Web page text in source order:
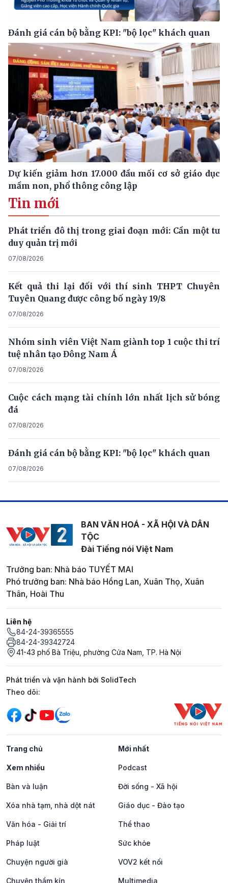
Đánh giá cán bộ bằng KPI: "bộ lọc" khách quan
Dự kiến giảm hơn 17.000 đầu mối cơ sở giáo dục
mầm non, phổ thông công lập
Tin mới
Phát triển đô thị trong giai đoạn mới: Cần một tư
duy quản trị mới
07/08/2026
Kết quả thi lại đối với thí sinh THPT Chuyên
Tuyên Quang được công bố ngày 19/8
07/08/2026
Nhóm sinh viên Việt Nam giành top 1 cuộc thi trí
tuệ nhân tạo Đông Nam Á
07/08/2026
Cuộc cách mạng tài chính lớn nhất lịch sử bóng
đá
07/08/2026
Đánh giá cán bộ bằng KPI: "bộ lọc" khách quan
07/08/2026
BAN VĂN HOÁ - XÃ HỘI VÀ DÂN
TỘC
Đài Tiếng nói Việt Nam
Trưởng ban: Nhà báo TUYẾT MAI
Phó trưởng ban: Nhà báo Hồng Lan, Xuân Thọ, Xuân
Thân, Hoài Thu
Liên hệ
84-24-39365555
84-24-39342724
41-43 phố Bà Triệu, phường Cửa Nam, TP. Hà Nội
Phát triển và vận hành bởi SolidTech
Mạng xã hội
Theo dõi:
Trang chủ Mới nhất
Xem nhiều Podcast
Bàn và luận Đời sống - Xã hội
Xóa nhà tạm, nhà dột nát Giáo dục - Đào tạo
Văn hóa - Giải trí Thể thao
Pháp luật Sức khỏe
Chuyện người già VOV2 kết nối
Chuyện thầm kín Multimedia